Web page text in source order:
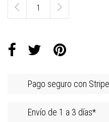
Pago seguro con Stripe
Envío de 1 a 3 días*